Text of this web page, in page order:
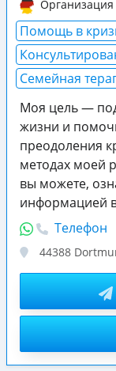
Организация
Помощь в
Семейная
Моя цель —
жизни и
преодоления
методах моей
вы можете,
информацией
Телефон
44388